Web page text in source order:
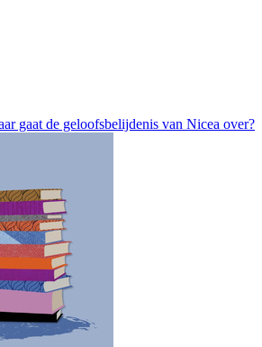
gaat de geloofsbelijdenis van Nicea over?